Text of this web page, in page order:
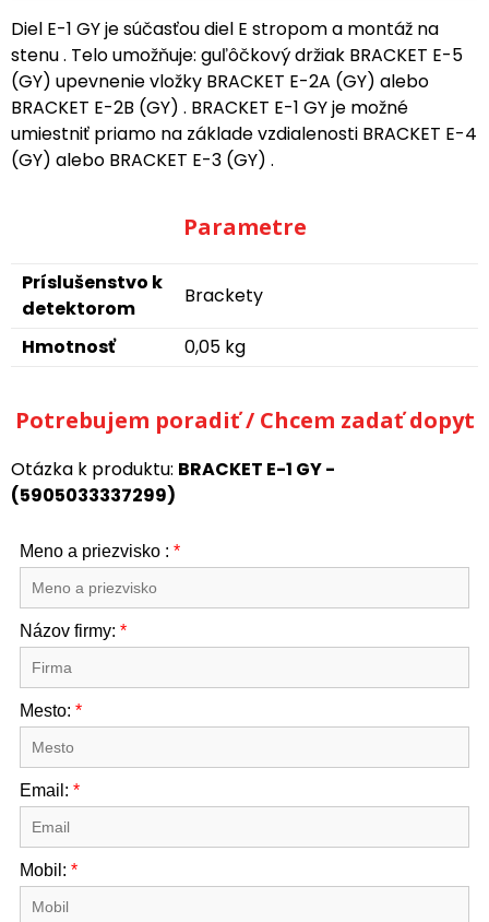
Diel E-1 GY je súčasťou diel E stropom a montáž na
stenu . Telo umožňuje: guľôčkový držiak BRACKET E-5
(GY) upevnenie vložky BRACKET E-2A (GY) alebo
BRACKET E-2B (GY) . BRACKET E-1 GY je možné
umiestniť priamo na základe vzdialenosti BRACKET E-4
(GY) alebo BRACKET E-3 (GY) .
Parametre
Príslušenstvo k
detektorom
Brackety
Hmotnosť 0,05 kg
Potrebujem poradiť / Chcem zadať dopyt
Otázka k produktu: BRACKET E-1 GY -
(5905033337299)